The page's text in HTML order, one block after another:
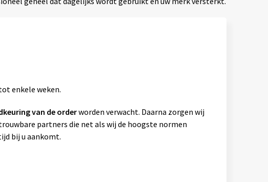
enkele weken.
van de orderworden verwacht. Daarna zorgen wij
partners die net als wij de hoogste normen
bij u aankomt.